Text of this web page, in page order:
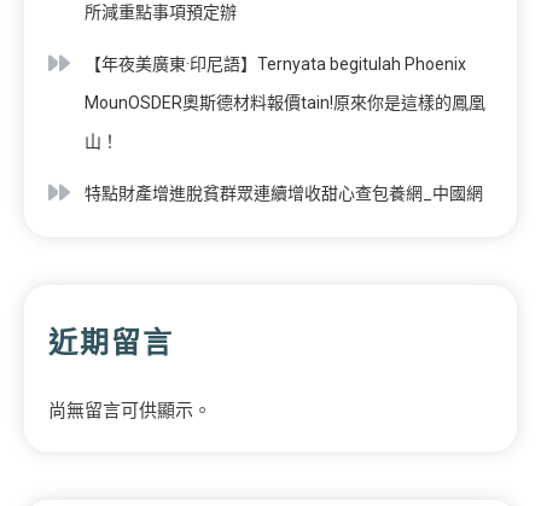
所減重點事項預定辦
【年夜美廣東·印尼語】Ternyata begitulah Phoenix
MounOSDER奧斯德材料報價tain!原來你是這樣的鳳凰
山！
特點財產增進脫貧群眾連續增收甜心查包養網_中國網
近期留言
尚無留言可供顯示。